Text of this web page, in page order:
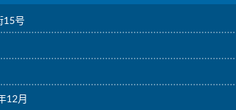
15号
12月